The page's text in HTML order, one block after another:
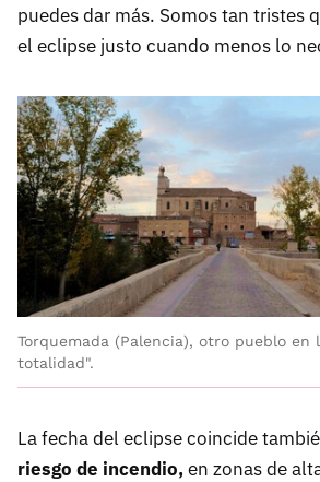
puedes dar más. Somos tan tristes
el eclipse justo cuando menos lo
Torquemada (Palencia), otro pueblo en
totalidad".
La fecha del eclipse coincide
riesgo de incendio,en zonas de